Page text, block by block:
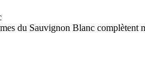
du Sauvignon Blanc